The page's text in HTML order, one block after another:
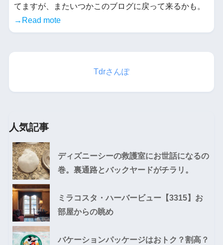
てますが、またいつかこのブログに戻って来るかも。
→Read mote
Tdrさんぽ
人気記事
ディズニーシーの救護室にお世話になるの
巻。裏通路とバックヤードがチラリ。
ミラコスタ・ハーバービュー【3315】お
部屋からの眺め
バケーションパッケージはおトク？割高？